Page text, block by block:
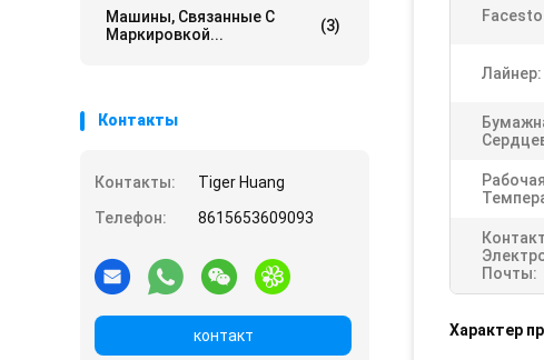
Машины, Связанные С
Маркировкой...
(3)
Контакты
Контакты:
Tiger Huang
Телефон:
8615653609093
контакт
Лайнер:
Рабочая
Почты:
Характер